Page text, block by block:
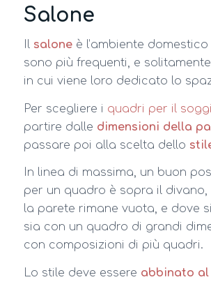
Salone
Il saloneè l’ambiente
sono più frequenti, e
in cui viene loro dedicato lo
Per scegliere i quadri per il
partire dalle dimensioni della
passare poi alla scelta dello
In linea di massima, un buon
per un quadro è sopra il
la parete rimane vuota, e dove
sia con un quadro di grandi
con composizioni di più quadri.
Lo stile deve essere abbinato al